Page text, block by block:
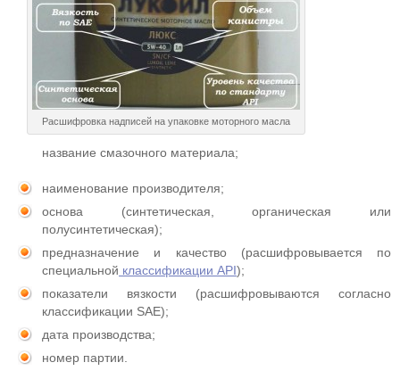
Расшифровка надписей на упаковке моторного масла
название смазочного материала;
наименование производителя;
основа (синтетическая, органическая или
полусинтетическая);
предназначение и качество (расшифровывается по
специальной классификации API);
показатели вязкости (расшифровываются согласно
классификации SAE);
дата производства;
номер партии.